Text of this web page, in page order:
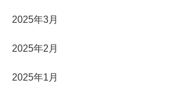
2025年3月
2025年2月
2025年1月